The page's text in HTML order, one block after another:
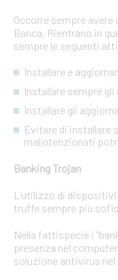
Occorre sempre
Banca. Rientrano in
sempre le seguenti
Installare e
Installare sempre
Installare gli
Evitare di installare
malintenzionati
Banking Trojan
L’utilizzo di
truffe sempre più
Nella fattispecie i
presenza nel
soluzione antivirus